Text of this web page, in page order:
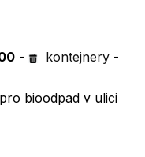
- kontejnery -
bioodpad v ulici